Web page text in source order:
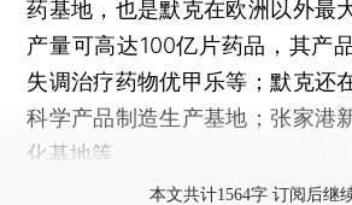
药基地，也是默克在欧洲以外最
产量可高达100亿片药品，其产
失调治疗药物优甲乐等；默克还
科学产品制造生产基地；张家港
化基地等。
本文共计1564字 订阅后继